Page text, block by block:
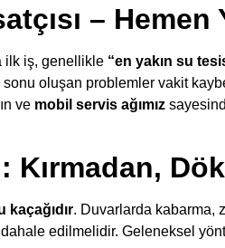
– Hemen
ilk iş, genellikle “en yakın su
oluşan problemler vakit
ve mobil servis ağımız
Kırmadan,
kaçağıdır. Duvarlarda kabarma,
edilmelidir. Geleneksel